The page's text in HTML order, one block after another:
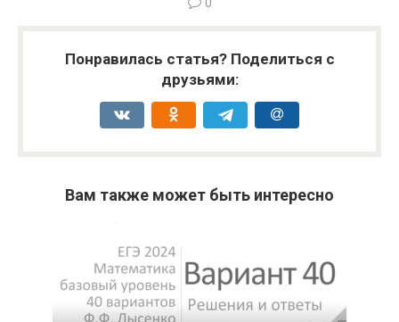
Понравилась статья? Поделиться с
друзьями:
Вам также может быть интересно